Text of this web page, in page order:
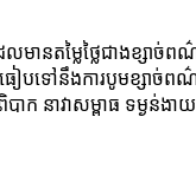
ានតម្លៃថ្លៃជាងខ្សាច់ព
ធៀបទៅនឹងការបូមខ្សា
ក នាវាសម្ពាធ ទម្ងន់ងា